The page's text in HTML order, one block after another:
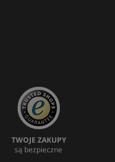
TWOJE ZAKUPY
są bezpieczne